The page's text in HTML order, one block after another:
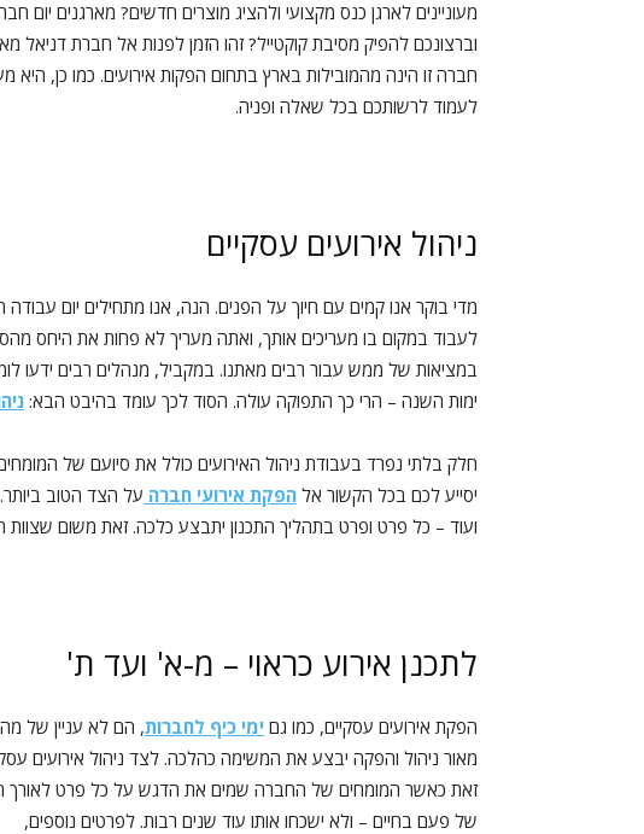
מעוניינים לארגן כנס מקצועי ולהציג מוצרים חדשים? מארגנים
וברצונכם להפיק מסיבת קוקטייל? זהו הזמן לפנות אל חברת דניאל
חברה זו הינה מהמובילות בארץ בתחום הפקות אירועים. כמו כן, היא
לעמוד לרשותכם בכל שאלה ופניה.
ניהול אירועים עסקיים
מדי בוקר אנו קמים עם חיוך על הפנים. הנה, אנו מתחילים יום
לעבוד במקום בו מעריכים אותך, ואתה מעריך לא פחות את היחס
במציאות של ממש עבור רבים מאתנו. במקביל, מנהלים רבים ידעו
ימות השנה – הרי כך התפוקה עולה. הסוד לכך עומד בהיבט הבא:
חלק בלתי נפרד בעבודת ניהול האירועים כולל את סיועם של
יסייע לכם בכל הקשור אל הפקת אירועי חברה על הצד הטוב
ועוד – כל פרט ופרט בתהליך התכנון יתבצע כלכה. זאת משום שצוות
לתכנן אירוע כראוי – מ-א' ועד ת'
הפקת אירועים עסקיים, כמו גם ימי כיף לחברות, הם לא עניין של
מאור ניהול והפקה יבצע את המשימה כהלכה. לצד ניהול אירועים
זאת כאשר המומחים של החברה שמים את הדגש על כל פרט לאורך
של פעם בחיים – ולא ישכחו אותו עוד שנים רבות. לפרטים נוספים,